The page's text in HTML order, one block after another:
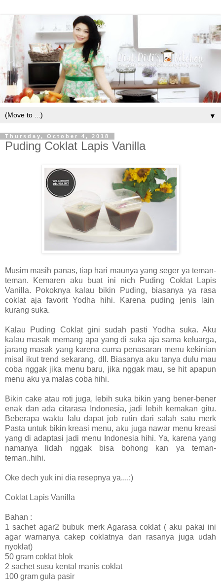
▼
Thursday, October 4, 2018
Puding Coklat Lapis Vanilla
Musim masih panas, tiap hari maunya yang seger ya teman-
teman. Kemaren aku buat ini nich Puding Coklat Lapis
Vanilla. Pokoknya kalau bikin Puding, biasanya ya rasa
coklat aja favorit Yodha hihi. Karena puding jenis lain
kurang suka.
Kalau Puding Coklat gini sudah pasti Yodha suka. Aku
kalau masak memang apa yang di suka aja sama keluarga,
jarang masak yang karena cuma penasaran menu kekinian
misal ikut trend sekarang, dll. Biasanya aku tanya dulu mau
coba nggak jika menu baru, jika nggak mau, se hit apapun
menu aku ya malas coba hihi.
Bikin cake atau roti juga, lebih suka bikin yang bener-bener
enak dan ada citarasa Indonesia, jadi lebih kemakan gitu.
Beberapa waktu lalu dapat job rutin dari salah satu merk
Pasta untuk bikin kreasi menu, aku juga nawar menu kreasi
yang di adaptasi jadi menu Indonesia hihi. Ya, karena yang
namanya lidah nggak bisa bohong kan ya teman-
teman..hihi.
Oke dech yuk ini dia resepnya ya....:)
Coklat Lapis Vanilla
Bahan :
1 sachet agar2 bubuk merk Agarasa coklat ( aku pakai ini
agar warnanya cakep coklatnya dan rasanya juga udah
nyoklat)
50 gram coklat blok
2 sachet susu kental manis coklat
100 gram gula pasir